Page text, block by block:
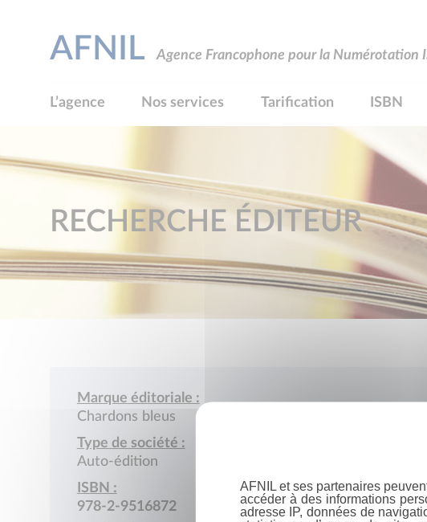
AFNIL Agence Francophone pour la Numérotation
L’agence Nos services Tarification ISBN
RECHERCHE ÉDITEUR
Marque éditoriale :
Chardons bleus
Type de société :
Auto-édition
ISBN :
978-2-9516872
AFNIL et ses partenaires
accéder à des informations
adresse IP, données de